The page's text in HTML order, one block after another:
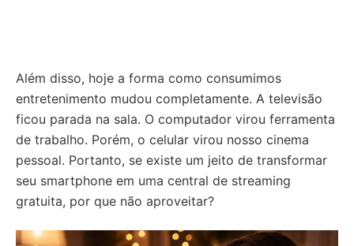
Além disso, hoje a forma como consumimos
entretenimento mudou completamente. A televisão
ficou parada na sala. O computador virou ferramenta
de trabalho. Porém, o celular virou nosso cinema
pessoal. Portanto, se existe um jeito de transformar
seu smartphone em uma central de streaming
gratuita, por que não aproveitar?